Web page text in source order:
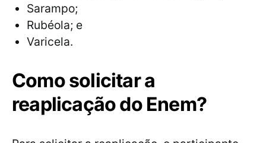
Sarampo;
Rubéola; e
Varicela.
Como solicitar a
reaplicação do Enem?